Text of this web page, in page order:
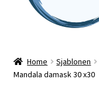
Workshops
Home Sjablonen
Mandala damask 30 x30